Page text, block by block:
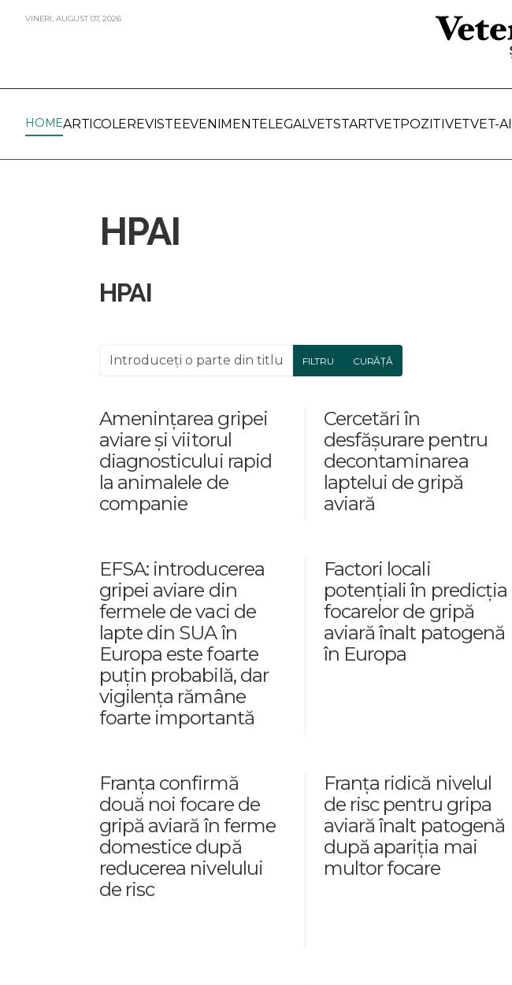
VINERI, AUGUST07,2026
HOMEARTICOLEREVISTEEVENIMENTELEGALVETSTARTVETPOZITIVETVET-AI
HPAI
HPAI
Introduceți o parte din titlu. FILTRU CURĂȚĂ
Amenințarea gripei
aviare și viitorul
diagnosticului rapid
la animalele de
companie
Cercetări în
desfășurare pentru
decontaminarea
laptelui de gripă
aviară
EFSA: introducerea
gripei aviare din
fermele de vaci de
lapte din SUA în
Europa este foarte
puțin probabilă, dar
vigilența rămâne
foarte importantă
Factori locali
potențiali în predicția
focarelor de gripă
aviară înalt patogenă
în Europa
Franța confirmă
două noi focare de
gripă aviară în ferme
domestice după
reducerea nivelului
de risc
Franța ridică nivelul
de risc pentru gripa
aviară înalt patogenă
după apariția mai
multor focare